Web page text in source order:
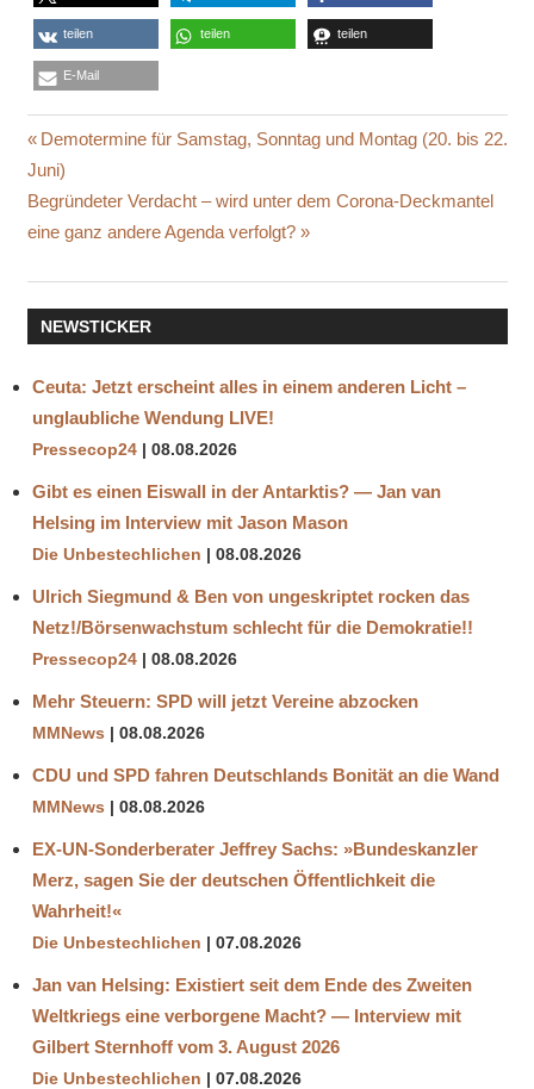
teilen teilen teilen
E-Mail
ACRIVE
SYSTEM
ADS
AKW
ANTENNEN
CROWD
INFRAROT
FREQUENZEN
FUKUSHIMA
FUNKWELLEN
IMMUNSYSTEM
KATZEN
KREBS
KREBSZELLEN
MIKROWELLENSTRAHLUNG
MOBILFUNK
DR. DR.
NAUK.
ENRICO
EDINGER
Beitragsnavigation
Vorheriger
Beitrag:
Demotermine für Samstag, Sonntag und Montag (20. bis 22.
Juni)
Nächster
Beitrag:
Begründeter Verdacht – wird unter dem Corona-Deckmantel
eine ganz andere Agenda verfolgt?
NEWSTICKER
Ceuta: Jetzt erscheint alles in einem anderen Licht –
unglaubliche Wendung LIVE!
Pressecop24 08.08.2026
Gibt es einen Eiswall in der Antarktis? — Jan van
Helsing im Interview mit Jason Mason
Die Unbestechlichen 08.08.2026
Ulrich Siegmund & Ben von ungeskriptet rocken das
Netz!/Börsenwachstum schlecht für die Demokratie!!
Pressecop24 08.08.2026
Mehr Steuern: SPD will jetzt Vereine abzocken
MMNews 08.08.2026
CDU und SPD fahren Deutschlands Bonität an die Wand
MMNews 08.08.2026
EX-UN-Sonderberater Jeffrey Sachs: »Bundeskanzler
Merz, sagen Sie der deutschen Öffentlichkeit die
Wahrheit!«
Die Unbestechlichen 07.08.2026
Jan van Helsing: Existiert seit dem Ende des Zweiten
Weltkriegs eine verborgene Macht? — Interview mit
Gilbert Sternhoff vom 3. August 2026
Die Unbestechlichen 07.08.2026